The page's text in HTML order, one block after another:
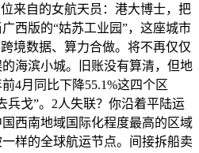
来自的女航天员：港大博士，把
西版的“姑苏工业园”，这座城市
境数据、算力合做。将不再仅仅
海滨小城。旧账没有算清，但地
4月同比下降55.1%这四个区
兵戈”。2人失联？你沿着平陆运
西南地域国际化程度最高的区域
样的全球航运节点。间接拆船卖